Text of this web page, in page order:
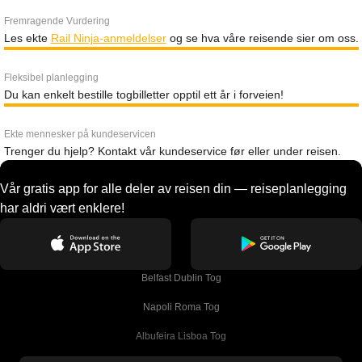
Fremragende Vurdering
Les ekte Rail Ninja-anmeldelserog se hva våre reisende sier om oss.
Fleksibel planlegging
Du kan enkelt bestille togbilletter opptil ett år i forveien!
Ekte mennesker på kundeservicen
Trenger du hjelp? Kontakt vår kundeservice før eller under reisen.
Vår gratis app for alle deler av reisen din — reiseplanlegging
har aldri vært enklere!
Belfast Dublin Tog
Napoli Roma Tog
Albufeira Lisboa Tog